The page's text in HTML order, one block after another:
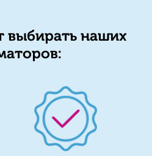
выбирать наших